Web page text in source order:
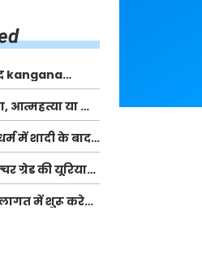
kangana
लड़की? Viral
protest
आत्महत्या या कोई बड़ा राज?
में शादी के बाद
है महिलाएं, किसने
ग्रेड की यूरिया
ग्रेड में
में शुरू करे